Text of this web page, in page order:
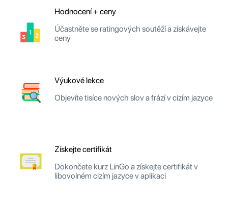
Hodnocení + ceny
Účastněte se ratingových soutěží a získávejte
ceny
Výukové lekce
Objevíte tisíce nových slov a frází v cizím jazyce
Získejte certifikát
Dokončete kurz LinGo a získejte certifikát v
libovolném cizím jazyce v aplikaci